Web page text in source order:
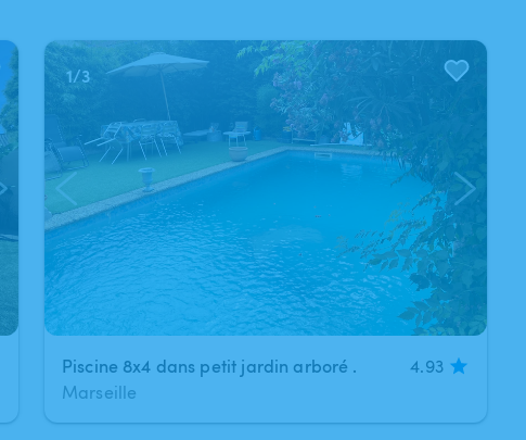
1/3
Piscine 8x4 dans petit jardin arboré .
4.93
Marseille